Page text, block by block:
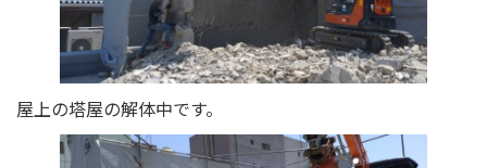
屋上の塔屋の解体中です。